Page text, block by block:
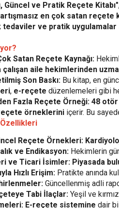
Güncel ve Pratik Reçete Kitabı"
en çok satan reçete
tedaviler ve pratik uygulamalar
Satan Reçete Kaynağı:
çalışan aile hekimlerinden
Son Baskı: Bu kitap, en
, e-reçete düzenlemeleri gibi
Fazla Reçete Örneği: 48
örneklerini içerir. Bu
Özellikleri
Reçete Örnekleri:
ve Endikasyon: Hekimlerin
ve Ticari İsimler: Piyasada
Hızlı Erişim: Pratikte anında
Güncellenmiş adli
Tabi İlaçlar: Yeşil ve
E-reçete sistemine dair